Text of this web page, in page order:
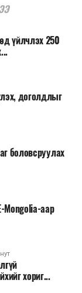
бөгөөд
аж.
томоохон ой,
байгаагийн
мужид
ойрын
огцом
байгааг
ажиллагаанд
үйлчлэх 250
доголдлыг
боловсруулах
Mongolia-аар
хориг...